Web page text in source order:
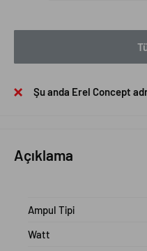
Şu anda Erel Concept
Açıklama
Ampul Tipi
Watt